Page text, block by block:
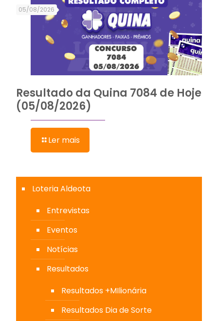
05/08/2026
Resultado da Quina 7084 de Hoje
(05/08/2026)
Ler mais
Loteria Aldeota
Entrevistas
Eventos
Notícias
Resultados
Resultados +MIlionária
Resultados Dia de Sorte